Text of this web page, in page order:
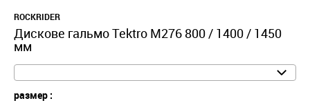
ROCKRIDER
Дискове гальмо Tektro M276 800 / 1400 / 1450
мм
размер :